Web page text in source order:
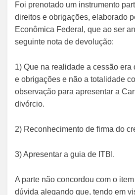
Foi prenotado um instrumento
direitos e obrigações, elaborado
Econômica Federal, que ao ser
seguinte nota de devolução:
1) Que na realidade a cessão era
e obrigações e não a totalidade
observação para apresentar a
divórcio.
2) Reconhecimento de firma do
3) Apresentar a guia de ITBI.
A parte não concordou com o
dúvida alegando que, tendo em